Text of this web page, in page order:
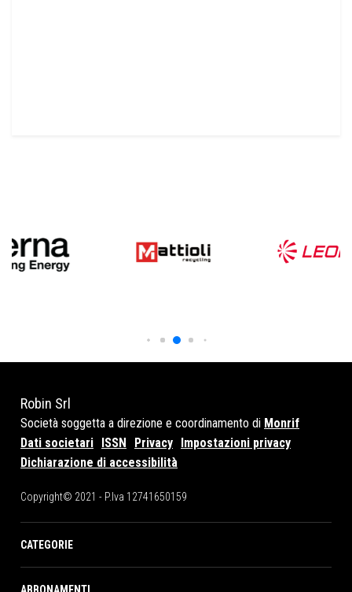
Robin Srl
Società soggetta a direzione e coordinamento di Monrif
Dati societari ISSN Privacy Impostazioni privacy
Dichiarazione di accessibilità
Copyright© 2021 - P.Iva 12741650159
CATEGORIE